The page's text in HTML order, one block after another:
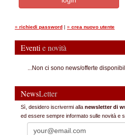
» richiedi password | » crea nuovo utente
Eventi e novità
...Non ci sono news/offerte
NewsLetter
Sì, desidero iscrivermi alla newsletter di
ed essere sempre informato sulle novità e